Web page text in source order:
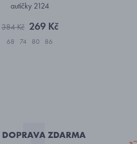
autíčky 2124
384 Kč 269 Kč
68 74 80 86
DOPRAVA ZDARMA